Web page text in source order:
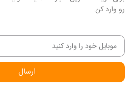
رو وارد کن.
ارسال